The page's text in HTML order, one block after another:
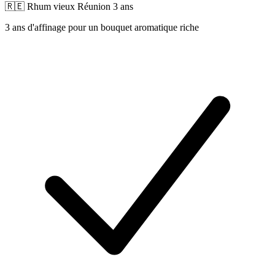
🇷🇪 Rhum vieux Réunion 3 ans
3 ans d'affinage pour un bouquet aromatique riche